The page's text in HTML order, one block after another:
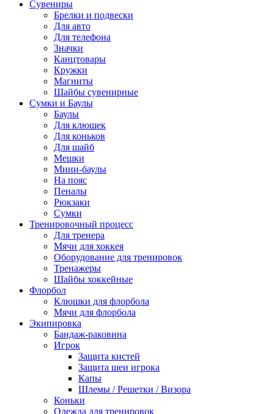
Сувениры
Брелки и подвески
Для авто
Для телефона
Значки
Канцтовары
Кружки
Магниты
Шайбы сувенирные
Сумки и Баулы
Баулы
Для клюшек
Для коньков
Для шайб
Мешки
Мини-баулы
На пояс
Пеналы
Рюкзаки
Сумки
Тренировочный процесс
Для тренера
Мячи для хоккея
Оборудование для тренировок
Тренажеры
Шайбы хоккейные
Флорбол
Клюшки для флорбола
Мячи для флорбола
Экипировка
Бандаж-раковина
Игрок
Защита кистей
Защита шеи игрока
Капы
Шлемы / Решетки / Визора
Коньки
Одежда для тренировок